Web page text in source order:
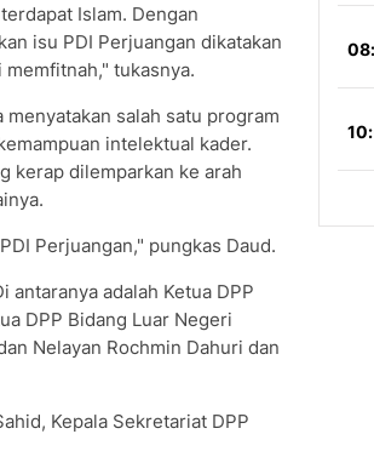
Islam. Dengan
isu PDI Perjuangan dikatakan
tukasnya.
salah satu program
intelektual kader.
kerap dilemparkan ke arah
Perjuangan," pungkas Daud.
antaranya adalah Ketua DPP
DPP Bidang Luar Negeri
Nelayan Rochmin Dahuri dan
Kepala Sekretariat DPP